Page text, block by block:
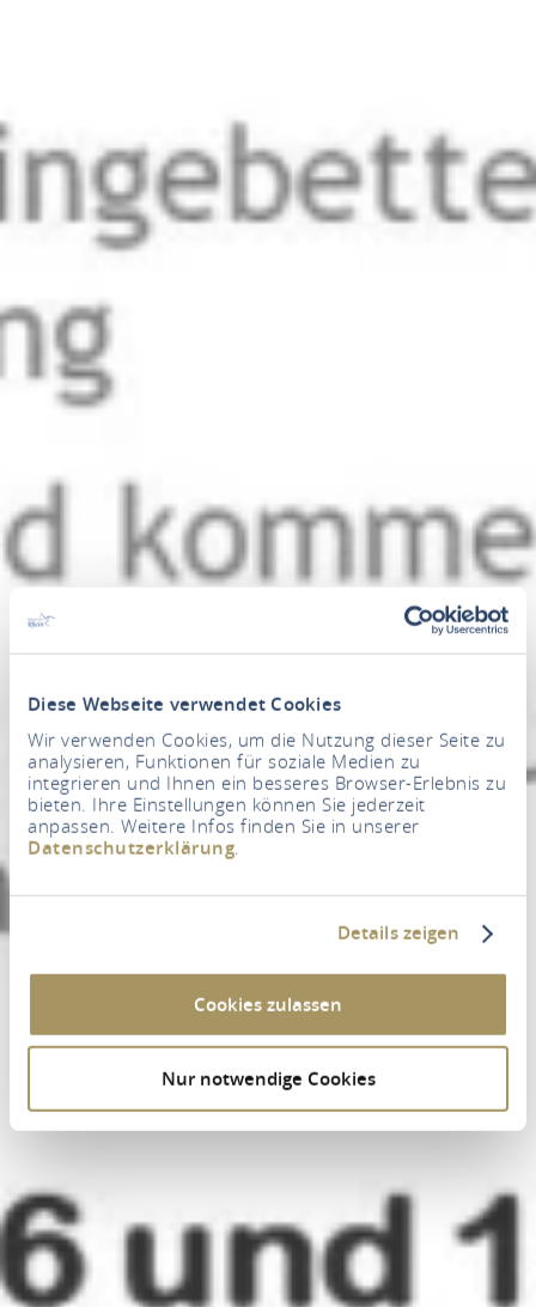
Diese Webseite verwendet Cookies
Wir verwenden Cookies, um die Nutzung dieser Seite zu
analysieren, Funktionen für soziale Medien zu
integrieren und Ihnen ein besseres Browser-Erlebnis zu
bieten. Ihre Einstellungen können Sie jederzeit
anpassen. Weitere Infos finden Sie in unserer
Datenschutzerklärung.
Details zeigen
Cookies zulassen
Nur notwendige Cookies